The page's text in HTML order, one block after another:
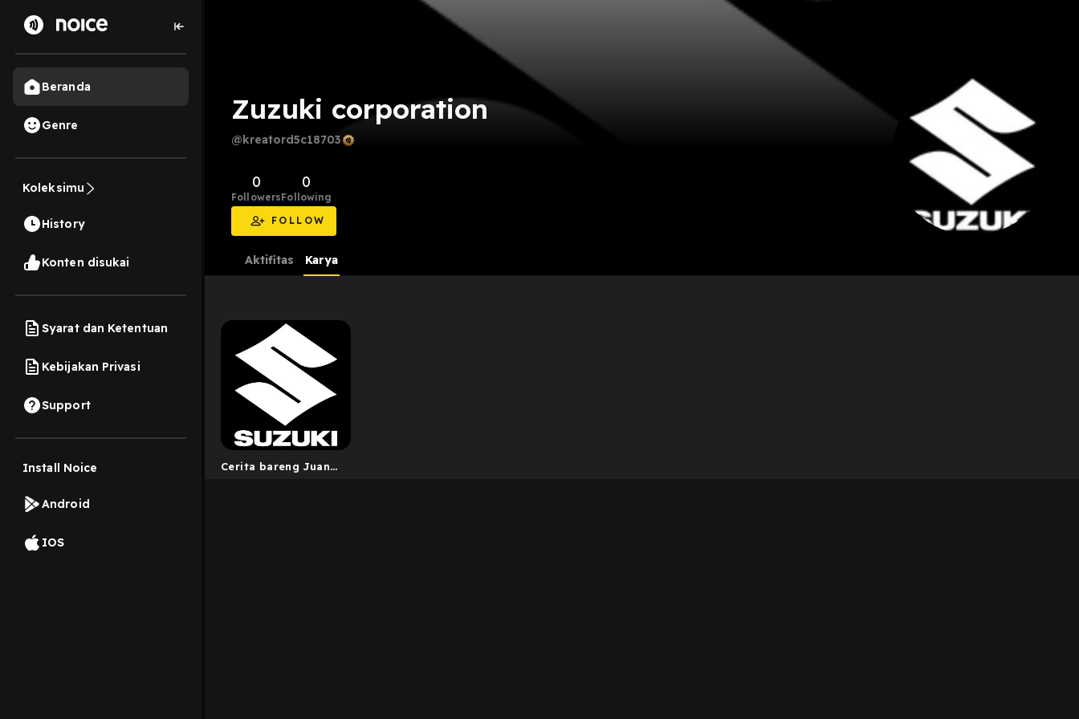
Beranda
Genre
Koleksimu
History
Konten disukai
Syarat dan Ketentuan
Kebijakan Privasi
Support
Install Noice
Android
IOS
Zuzuki corporation
@kreatord5c18703
0
Followers
0
Following
FOLLOW
Aktifitas Karya
Cerita bareng Juan